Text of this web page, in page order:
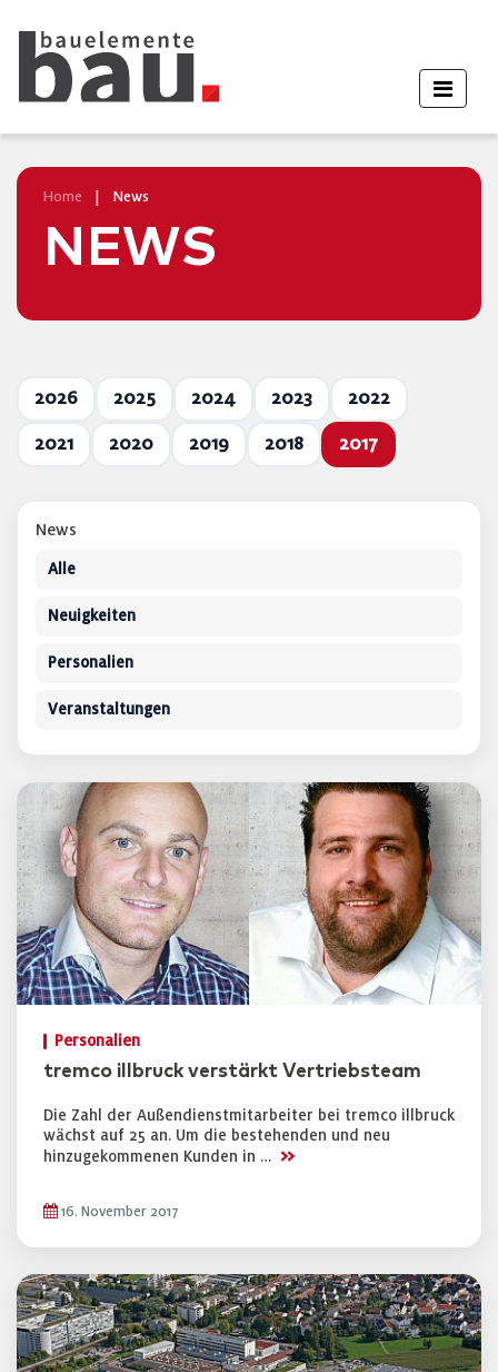
Home News
NEWS
2026 2025 2024 2023 2022
2021 2020 2019 2018 2017
Personalien
tremco illbruck verstärkt Vertriebsteam
Die Zahl der Außendienstmitarbeiter bei tremco illbruck
wächst auf 25 an. Um die bestehenden und neu
hinzugekommenen Kunden in … >>
16. November 2017
News
Alle
Neuigkeiten
Personalien
Veranstaltungen